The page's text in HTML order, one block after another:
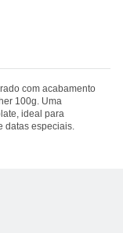
com acabamento
100g. Uma
ideal para
datas especiais.